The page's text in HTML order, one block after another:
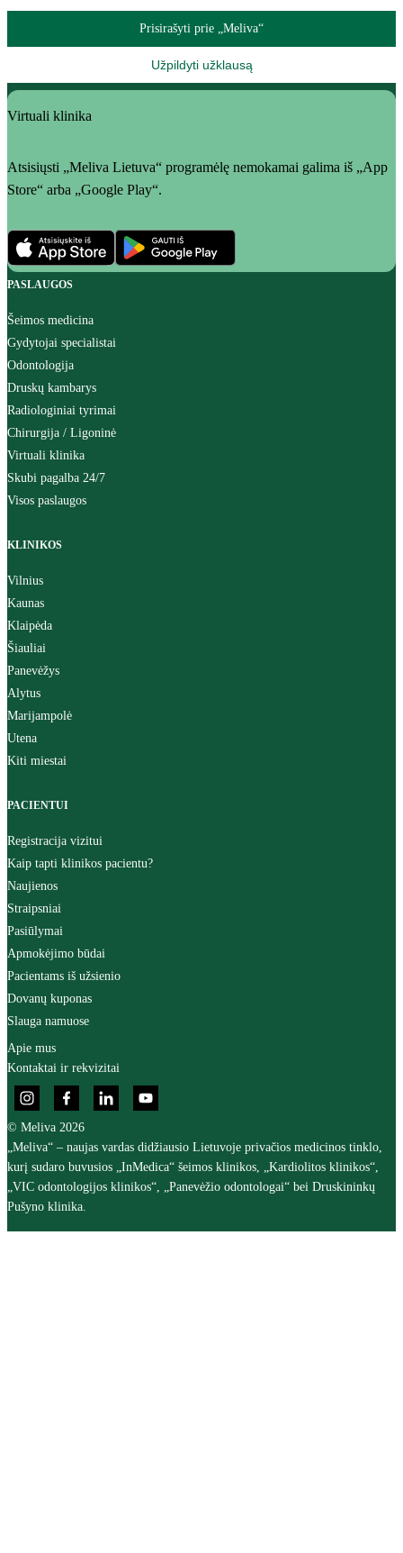
Prisirašyti prie „Meliva“
Užpildyti užklausą
Virtuali klinika
Atsisiųsti „Meliva Lietuva“ programėlę nemokamai galima iš „App
Store“ arba „Google Play“.
PASLAUGOS
Šeimos medicina
Gydytojai specialistai
Odontologija
Druskų kambarys
Radiologiniai tyrimai
Chirurgija / Ligoninė
Virtuali klinika
Skubi pagalba 24/7
Visos paslaugos
KLINIKOS
Vilnius
Kaunas
Klaipėda
Šiauliai
Panevėžys
Alytus
Marijampolė
Utena
Kiti miestai
PACIENTUI
Registracija vizitui
Kaip tapti klinikos pacientu?
Naujienos
Straipsniai
Pasiūlymai
Apmokėjimo būdai
Pacientams iš užsienio
Dovanų kuponas
Slauga namuose
Apie mus
Kontaktai ir rekvizitai
© Meliva 2026
„Meliva“ – naujas vardas didžiausio Lietuvoje privačios medicinos tinklo,
kurį sudaro buvusios „InMedica“ šeimos klinikos, „Kardiolitos klinikos“,
„VIC odontologijos klinikos“, „Panevėžio odontologai“ bei Druskininkų
Pušyno klinika.